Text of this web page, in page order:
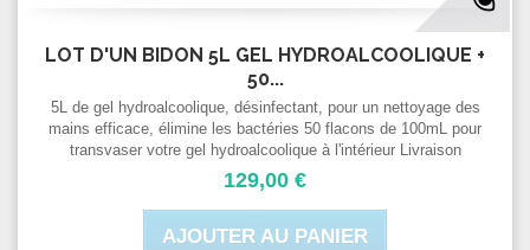
LOT D'UN BIDON 5L GEL HYDROALCOOLIQUE +
50...
5L de gel hydroalcoolique, désinfectant, pour un nettoyage des
mains efficace, élimine les bactéries 50 flacons de 100mL pour
transvaser votre gel hydroalcoolique à l'intérieur Livraison
Chronopost rapide inclus
129,00 €
AJOUTER AU PANIER